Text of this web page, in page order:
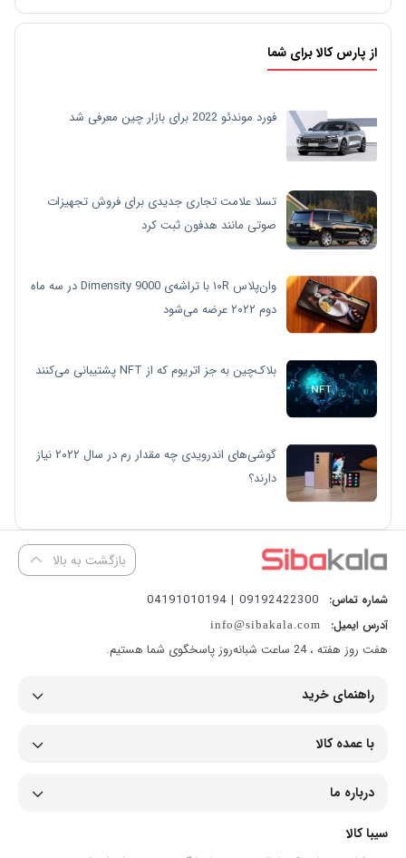
از پارس کالا برای شما
فورد موندئو 2022 برای بازار چین معرفی شد
تسلا علامت تجاری جدیدی برای فروش تجهیزات
صوتی مانند هدفون ثبت کرد
وان‌پلاس ۱۰R با تراشه‌ی Dimensity 9000 در سه ماه
دوم ۲۰۲۲ عرضه می‌شود
بلاک‌چین به جز اتریوم که از NFT پشتیبانی می‌کنند
گوشی‌های اندرویدی چه مقدار رم در سال ۲۰۲۲ نیاز
دارند؟
بازگشت به بالا
شماره تماس: 09192422300 | 04191010194
آدرس ایمیل: info@sibakala.com
هفت روز هفته ، 24 ساعت شبانه‌روز پاسخگوی شما هستیم.
راهنمای خرید
با عمده کالا
درباره ما
سیبا کالا